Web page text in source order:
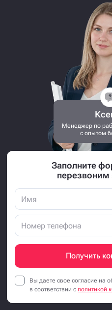
Менеджер по
с опытом
Заполните
перезвоним
Получить
Вы даете свое согласие на
в соответствии с политикой